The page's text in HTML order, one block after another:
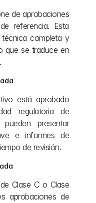
de aprobaciones
referencia. Esta
completa y
que se traduce en
está aprobado
regulatoria de
presentar
e informes de
de revisión.
Clase C o Clase
aprobaciones de